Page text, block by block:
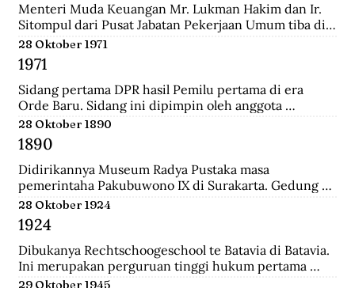
Menteri Muda Keuangan Mr. Lukman Hakim dan Ir.
Sitompul dari Pusat Jabatan Pekerjaan Umum tiba di
Medan dengan pesawat Sekutu dari Palembang. Di
lapangan tembak mereka disambut oleh Mr. Mohd.
Jusuf.
28 Oktober 1971
1971
Sidang pertama DPR hasil Pemilu pertama di era
Orde Baru. Sidang ini dipimpin oleh anggota
parlemen tertua dibantu anggota parlemen termuda,
yaitu K.H. Bisri Sjamsuri (84 tahun) dari Partai NU dan
Anak Agung Oka Mahendra (25 tahun) dari Golkar.
28 Oktober 1890
1890
Didirikannya Museum Radya Pustaka masa
pemerintaha Pakubuwono IX di Surakarta. Gedung
ini merupakan rumah kediaman seorang warga
Belanda bernama Johannes Busselaar yang berisikan
koleksi wayang kulit, buku kuno, dan arca.
28 Oktober 1924
1924
Dibukanya Rechtschoogeschool te Batavia di Batavia.
Ini merupakan perguruan tinggi hukum pertama
yang didirikan oleh Gubernur Jenderal J.B van heutsz.
29 Oktober 1945